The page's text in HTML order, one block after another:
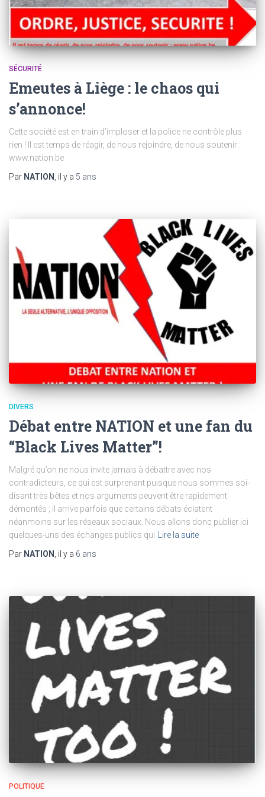
SÉCURITÉ
Emeutes à Liège : le chaos qui
s’annonce!
Cette société est en train d’imploser et la police ne contrôle plus
rien ! Il est temps de réagir, de nous rejoindre, de nous soutenir :
www.nation.be
Par NATION , il y a 5 ans
DIVERS
Débat entre NATION et une fan du
“Black Lives Matter”!
Malgré qu’on ne nous invite jamais à débattre avec nos
contradicteurs, ce qui est surprenant puisque nous sommes soi-
disant très bêtes et nos arguments peuvent être rapidement
démontés ; il arrive parfois que certains débats éclatent
néanmoins sur les réseaux sociaux. Nous allons donc publier ici
quelques-uns des échanges publics qui Lire la suite
Par NATION , il y a 6 ans
POLITIQUE